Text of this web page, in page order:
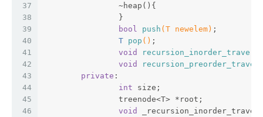
37
38
39
40
41
42
43
44
45
46
		~heap(){
		}
bool
push (T newelem) ;
T pop () ;
void
void
private :
int size;
		treenode<T> *root;
void